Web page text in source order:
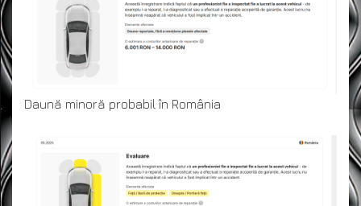
Daună minoră probabil în România